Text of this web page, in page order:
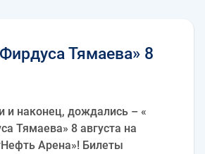
Тямаева» 8
и наконец, дождались – «
Тямаева» 8 августа на
Арена»! Билеты